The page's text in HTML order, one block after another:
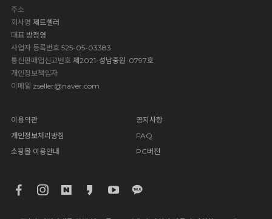
주소
회사명 제트셀러
대표방정영
사업자 등록번호 525-05-03383
통신판매업신고번호 제2021-성남중원-0797호
개인정보책임자
이메일 zseller@naver.com
이용약관
개인정보처리방침
쇼핑몰 이용안내
공지사항
FAQ
PC버전